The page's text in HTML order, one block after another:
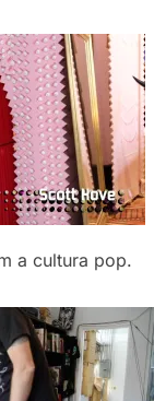
a cultura pop.